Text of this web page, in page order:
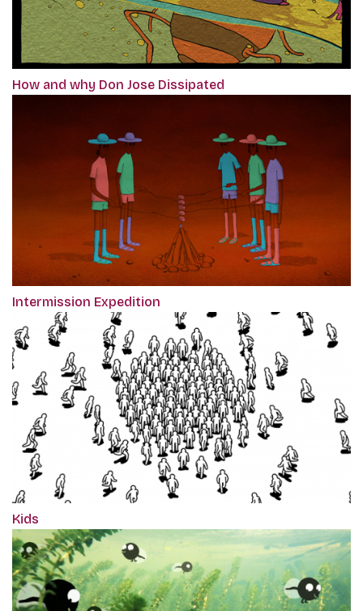
How and why Don Jose Dissipated
Intermission Expedition
Kids